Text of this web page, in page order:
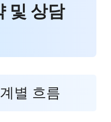
및 상담
별 흐름